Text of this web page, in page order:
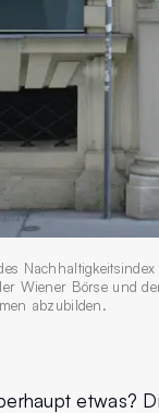
Wiener Börse und
abzubilden.
etwas?